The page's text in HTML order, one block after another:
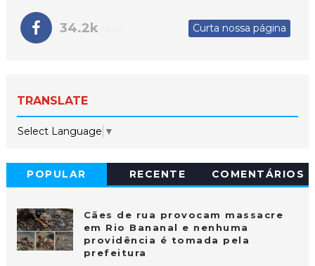
34.2k Curta nossa página
TRANSLATE
Select Language ▼
POPULAR RECENTE COMENTÁRIOS
Cães de rua provocam massacre
em Rio Bananal e nenhuma
providência é tomada pela
prefeitura